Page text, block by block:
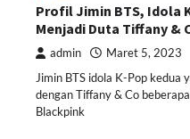
Profil Jimin BTS, Idola
Menjadi Duta Tiffany &
admin Maret 5, 2023
Jimin BTS idola K-Pop kedua
dengan Tiffany & Co
Blackpink